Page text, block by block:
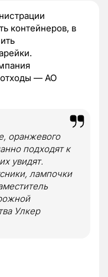
контейнеров, в
отходы — АО
оранжевого
подходят к
увидят.
лампочки
Улкер